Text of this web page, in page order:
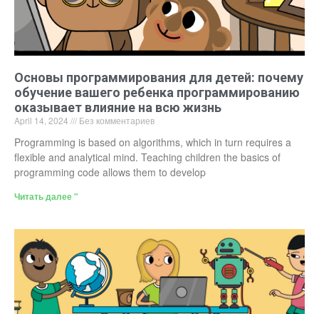
Основы программирования для детей: почему
обучение вашего ребенка программированию
оказывает влияние на всю жизнь
April 14, 2024 Без комментариев
Programming is based on algorithms, which in turn requires a
flexible and analytical mind. Teaching children the basics of
programming code allows them to develop
Читать далее "